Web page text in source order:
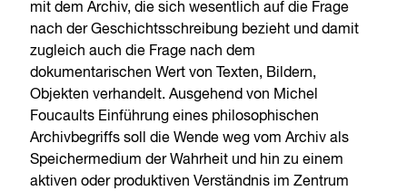
mit dem Archiv, die sich wesentlich auf die Frage
nach der Geschichtsschreibung bezieht und damit
zugleich auch die Frage nach dem
dokumentarischen Wert von Texten, Bildern,
Objekten verhandelt. Ausgehend von Michel
Foucaults Einführung eines philosophischen
Archivbegriffs soll die Wende weg vom Archiv als
Speichermedium der Wahrheit und hin zu einem
aktiven oder produktiven Verständnis im Zentrum